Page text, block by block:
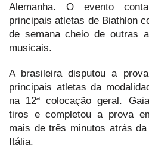
Alemanha. O eventoconta
principais atletas de Biathlon
de semana cheio de outras
musicais.
A brasileira disputou a
principais atletas da
na 12ª colocação geral.
tiros e completou a prova
mais de três minutos atrás
Itália.